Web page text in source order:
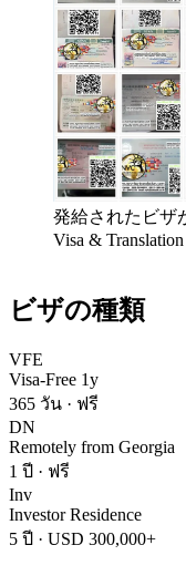
発給されたビザ
Visa &
ビザの種類
VFE
Visa-Free 1y
365 วัน · ฟรี
DN
Remotely from Georgia
1 ปี · ฟรี
Inv
Investor Residence
5 ปี · USD 300,000+